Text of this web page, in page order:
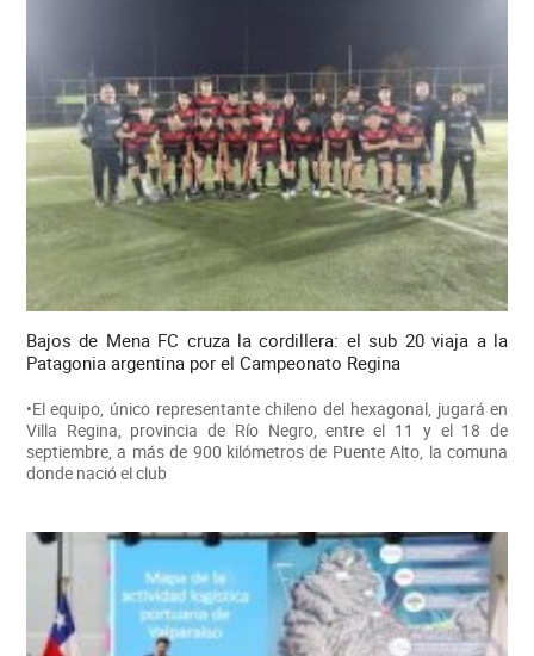
Bajos de Mena FC cruza la cordillera: el sub 20 viaja a la
Patagonia argentina por el Campeonato Regina
•El equipo, único representante chileno del hexagonal, jugará en
Villa Regina, provincia de Río Negro, entre el 11 y el 18 de
septiembre, a más de 900 kilómetros de Puente Alto, la comuna
donde nació el club